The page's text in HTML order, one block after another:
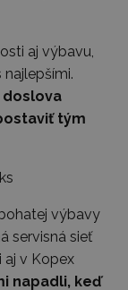
aj výbavu,
doslova
tým
výbavy
servisná sieť
aj v Kopex
napadli, keď